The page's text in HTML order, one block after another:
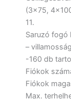
(3×75,
11.
Saruzó fogó
–
-160 db
Fiókok
Fiókok
Max.